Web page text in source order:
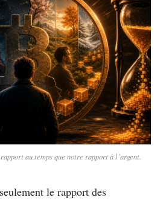
au temps que notre rapport à l’argent.
le rapport des